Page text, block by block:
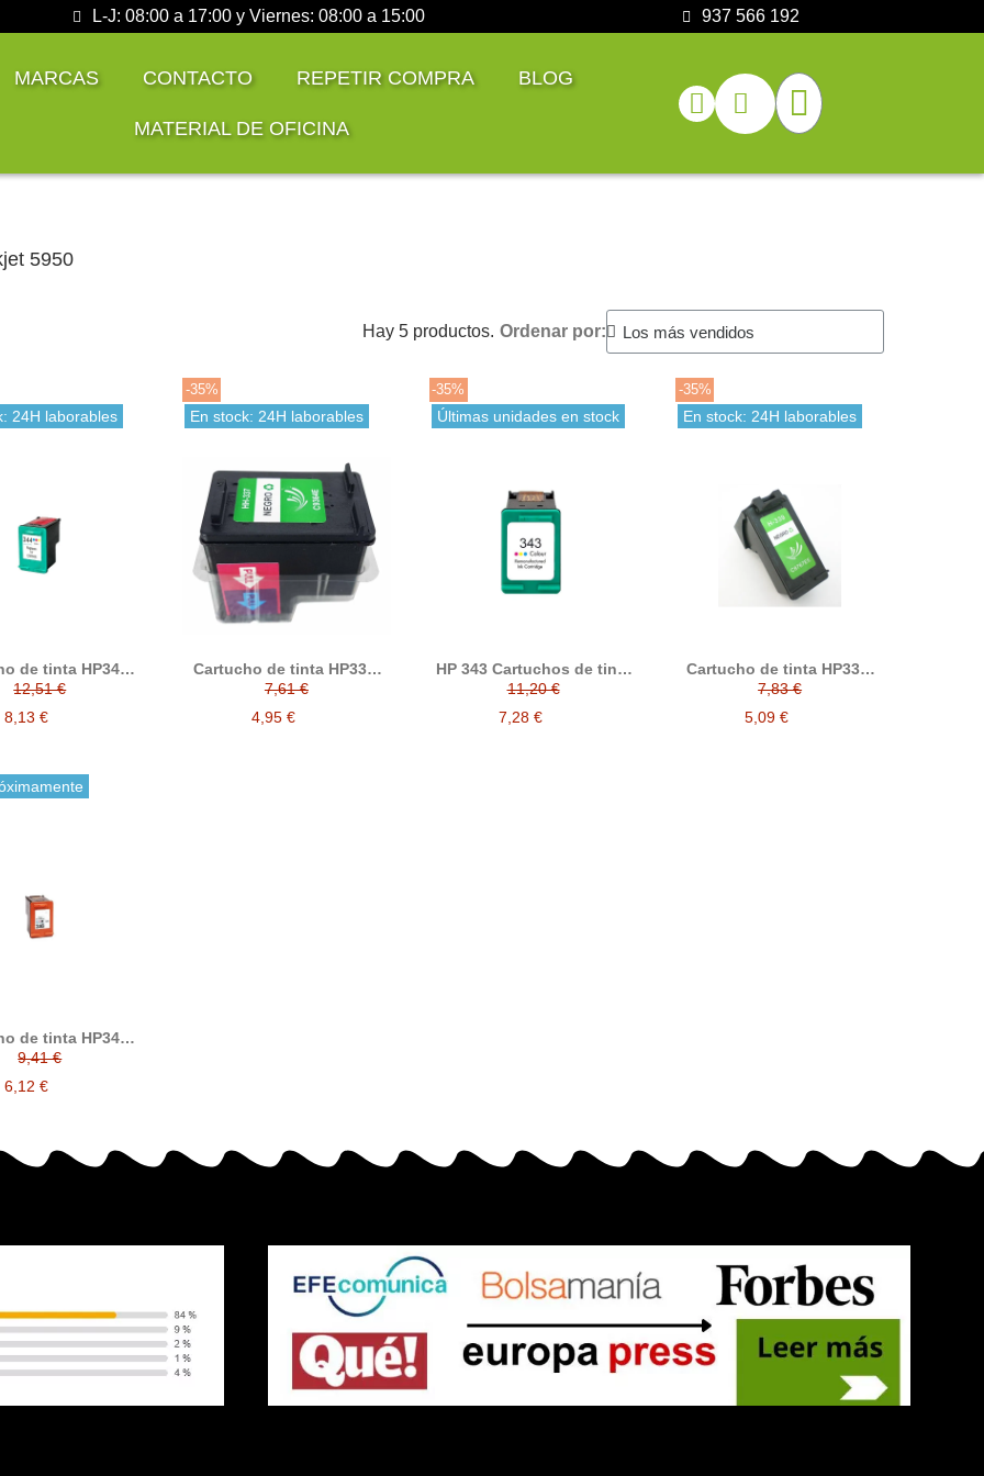
L-J: 08:00 a 17:00 y Viernes: 08:00 a 15:00 937 566 192
MARCAS CONTACTO REPETIR COMPRA BLOG
MATERIAL DE OFICINA
5950
Hay 5 productos. Ordenar por:
24H laborables
de tinta HP344,
con hp
C9363EE, tricolor
12,51 €
8,13 €
-35%
En stock: 24H laborables
Cartucho de tinta HP337,
compatible con hp
C9364EE, negro
7,61 €
4,95 €
-35%
Últimas unidades en stock
HP 343 Cartuchos de tinta
compatibles
11,20 €
7,28 €
-35%
En stock: 24H laborables
Cartucho de tinta HP339,
compatible con hp
C8767EE, negro
7,83 €
5,09 €
de tinta HP348,
con hp
Photo
9,41 €
6,12 €